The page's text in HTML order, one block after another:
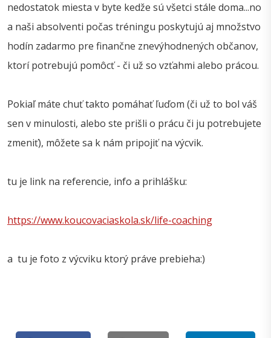
nedostatok miesta v byte kedže sú všetci stále doma...no
a naši absolventi počas tréningu poskytujú aj množstvo
hodín zadarmo pre finančne znevýhodnených občanov,
ktorí potrebujú pomôcť - či už so vzťahmi alebo prácou.
Pokiaľ máte chuť takto pomáhať ľuďom (či už to bol váš
sen v minulosti, alebo ste prišli o prácu či ju potrebujete
zmeniť), môžete sa k nám pripojiť na výcvik.
tu je link na referencie, info a prihlášku:
https://www.koucovaciaskola.sk/life-coaching
a tu je foto z výcviku ktorý práve prebieha:)